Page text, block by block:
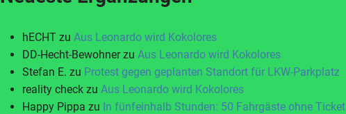
hECHT zu Aus Leonardo wird Kokolores
DD-Hecht-Bewohnerzu Aus Leonardo wird Kokolores
Stefan E. zu Protest gegen geplanten Standort für LKW-Parkplatz
reality check zu Aus Leonardo wird Kokolores
Happy Pippa zu In fünfeinhalb Stunden: 50 Fahrgäste ohne Ticket